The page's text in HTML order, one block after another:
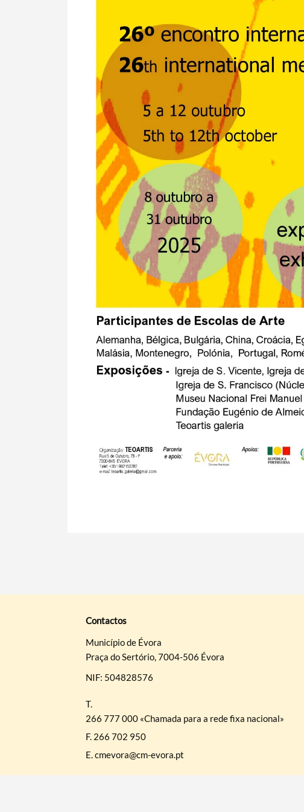
Contactos
Município de Évora
Praça do Sertório, 7004-506 Évora
NIF: 504828576
T.
266 777 000 «Chamada para a rede fixa nacional»
F. 266 702 950
E.cmevora@cm-evora.pt